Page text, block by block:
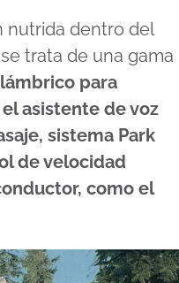
nutrida dentro del
trata de una gama
para
asistente de voz
sistema Park
de velocidad
como el